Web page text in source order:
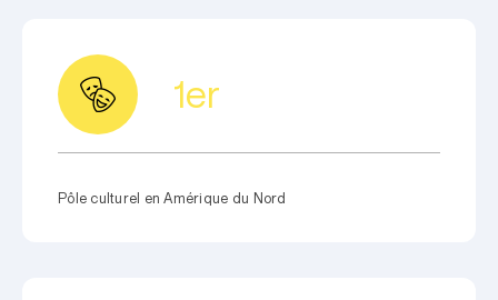
1er
Pôle culturel en Amérique du Nord